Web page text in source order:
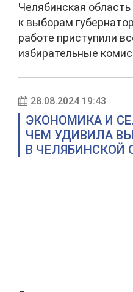
Челябинская
к выборам
работе приступили
избирательные
28.08.2024 19:43
ЭКОНОМИКА И
ЧЕМ УДИВИЛА
В ЧЕЛЯБИНСКОЙ